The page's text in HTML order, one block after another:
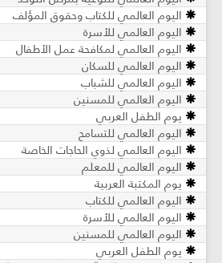
اليوم العالمي للكتاب وحقوق المؤلف
اليوم العالمي للأسرة
اليوم العالمي لمكافحة عمل الأطفال
اليوم العالمي للسكان
اليوم العالمي للشباب
اليوم العالمي للمسنين
يوم الطفل العربي
اليوم العالمي للتسامح
اليوم العالمي لذوي الحاجات الخاصة
اليوم العالمي للمعلم
يوم المكتبة العربية
اليوم العالمي للكتاب
اليوم العالمي للأسرة
اليوم العالمي للمسنين
يوم الطفل العربي